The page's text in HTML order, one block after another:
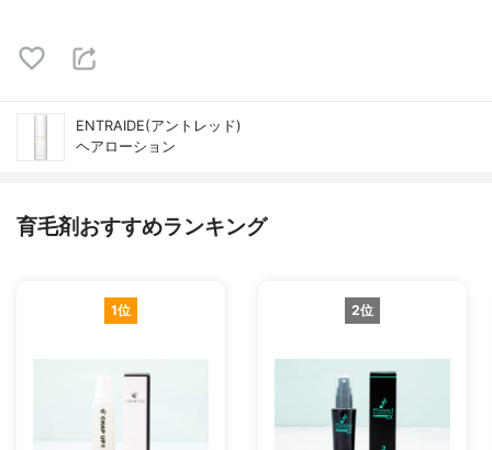
ENTRAIDE(アントレッド)
ヘアローション
育毛剤おすすめランキング
1位 2位